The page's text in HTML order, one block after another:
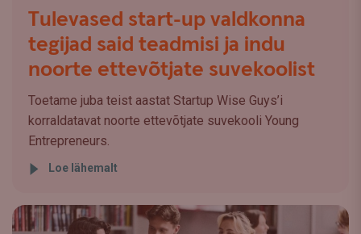
Tulevased start-up valdkonna
tegijad said teadmisi ja indu
noorte ettevõtjate suvekoolist
Toetame juba teist aastat Startup Wise Guys’i
korraldatavat noorte ettevõtjate suvekooli Young
Entrepreneurs.
Loe lähemalt